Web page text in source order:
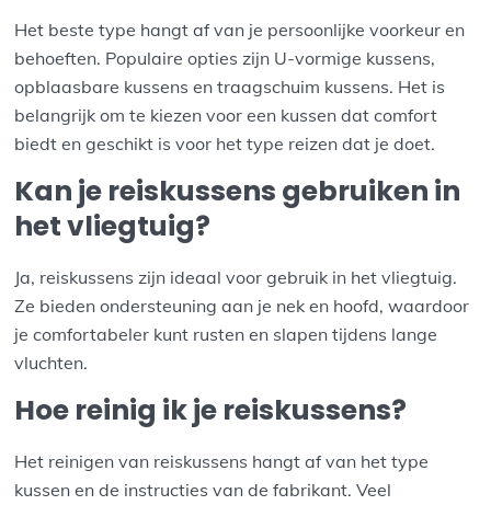
Het beste type hangt af van je persoonlijke voorkeur en
behoeften. Populaire opties zijn U-vormige kussens,
opblaasbare kussens en traagschuim kussens. Het is
belangrijk om te kiezen voor een kussen dat comfort
biedt en geschikt is voor het type reizen dat je doet.
Kan je reiskussens gebruiken in
het vliegtuig?
Ja, reiskussens zijn ideaal voor gebruik in het vliegtuig.
Ze bieden ondersteuning aan je nek en hoofd, waardoor
je comfortabeler kunt rusten en slapen tijdens lange
vluchten.
Hoe reinig ik je reiskussens?
Het reinigen van reiskussens hangt af van het type
kussen en de instructies van de fabrikant. Veel